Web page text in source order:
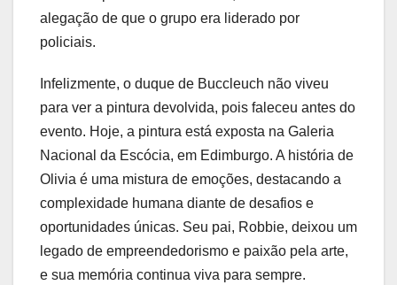
alegação de que o grupo era liderado por
policiais.
Infelizmente, o duque de Buccleuch não viveu
para ver a pintura devolvida, pois faleceu antes do
evento. Hoje, a pintura está exposta na Galeria
Nacional da Escócia, em Edimburgo. A história de
Olivia é uma mistura de emoções, destacando a
complexidade humana diante de desafios e
oportunidades únicas. Seu pai, Robbie, deixou um
legado de empreendedorismo e paixão pela arte,
e sua memória continua viva para sempre.